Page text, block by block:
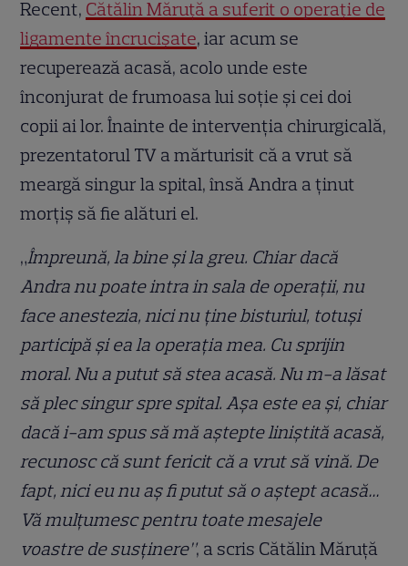
Recent, Cătălin Măruță a suferit o operație de
ligamente încrucișate, iar acum se
recuperează acasă, acolo unde este
înconjurat de frumoasa lui soție și cei doi
copii ai lor. Înainte de intervenția chirurgicală,
prezentatorul TV a mărturisit că a vrut să
meargă singur la spital, însă Andra a ținut
morțiș să fie alături el.
„Împreună, la bine și la greu. Chiar dacă
Andra nu poate intra in sala de operații, nu
face anestezia, nici nu ține bisturiul, totuși
participă și ea la operația mea. Cu sprijin
moral. Nu a putut să stea acasă. Nu m-a lăsat
să plec singur spre spital. Așa este ea și, chiar
dacă i-am spus să mă aștepte liniștită acasă,
recunosc că sunt fericit că a vrut să vină. De
fapt, nici eu nu aș fi putut să o aștept acasă…
Vă mulțumesc pentru toate mesajele
voastre de susținere”, a scris Cătălin Măruță